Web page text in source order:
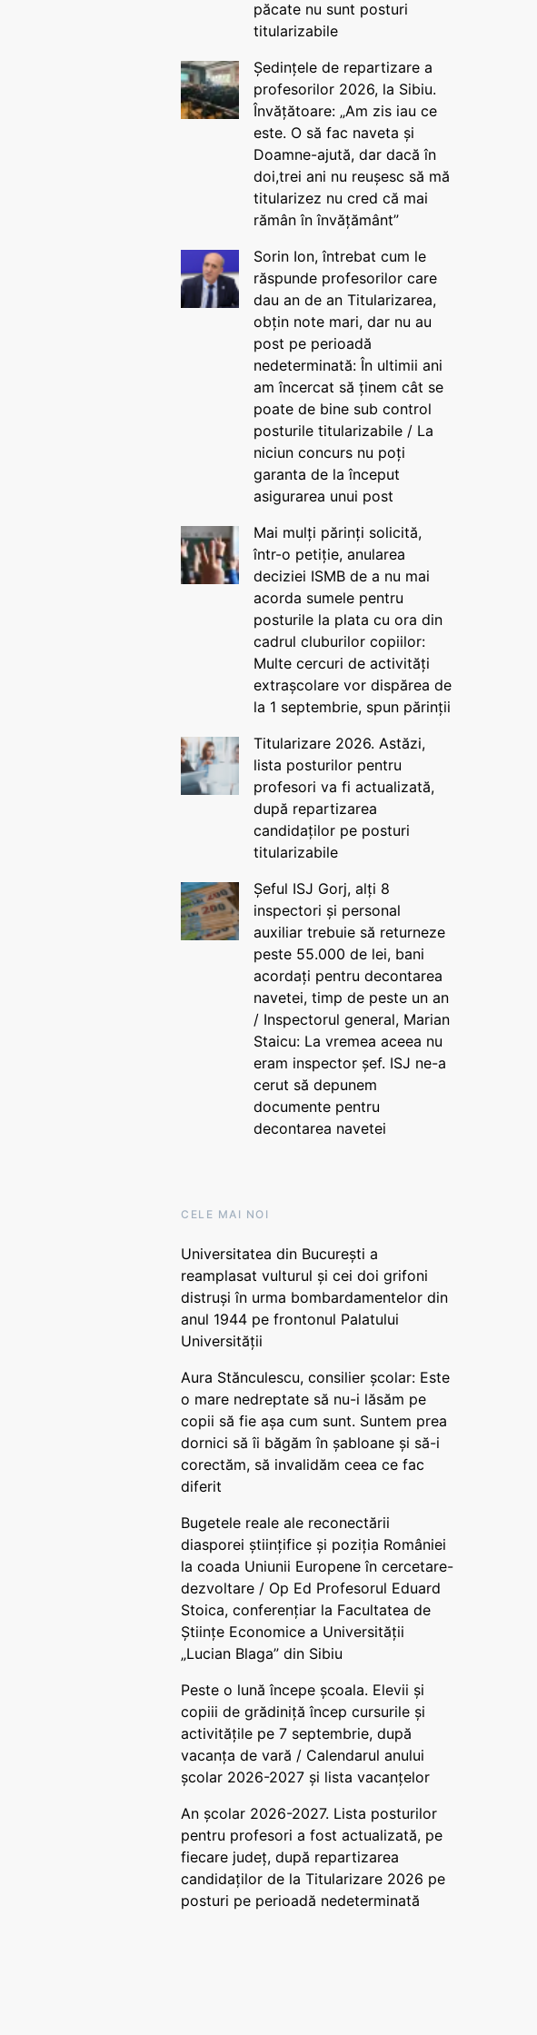
păcate nu sunt posturi
titularizabile
Ședințele de repartizare a
profesorilor 2026, la Sibiu.
Învățătoare: „Am zis iau ce
este. O să fac naveta și
Doamne-ajută, dar dacă în
doi,trei ani nu reușesc să mă
titularizez nu cred că mai
rămân în învățământ”
Sorin Ion, întrebat cum le
răspunde profesorilor care
dau an de an Titularizarea,
obțin note mari, dar nu au
post pe perioadă
nedeterminată: În ultimii ani
am încercat să ținem cât se
poate de bine sub control
posturile titularizabile / La
niciun concurs nu poți
garanta de la început
asigurarea unui post
Mai mulți părinți solicită,
într-o petiție, anularea
deciziei ISMB de a nu mai
acorda sumele pentru
posturile la plata cu ora din
cadrul cluburilor copiilor:
Multe cercuri de activități
extrașcolare vor dispărea de
la 1 septembrie, spun părinții
Titularizare 2026. Astăzi,
lista posturilor pentru
profesori va fi actualizată,
după repartizarea
candidaților pe posturi
titularizabile
Șeful ISJ Gorj, alți 8
inspectori și personal
auxiliar trebuie să returneze
peste 55.000 de lei, bani
acordați pentru decontarea
navetei, timp de peste un an
/ Inspectorul general, Marian
Staicu: La vremea aceea nu
eram inspector șef. ISJ ne-a
cerut să depunem
documente pentru
decontarea navetei
CELE MAI NOI
Universitatea din București a
reamplasat vulturul și cei doi grifoni
distruși în urma bombardamentelor din
anul 1944 pe frontonul Palatului
Universității
Aura Stănculescu, consilier școlar: Este
o mare nedreptate să nu-i lăsăm pe
copii să fie așa cum sunt. Suntem prea
dornici să îi băgăm în șabloane și să-i
corectăm, să invalidăm ceea ce fac
diferit
Bugetele reale ale reconectării
diasporei științifice și poziția României
la coada Uniunii Europene în cercetare-
dezvoltare / Op Ed Profesorul Eduard
Stoica, conferențiar la Facultatea de
Științe Economice a Universității
„Lucian Blaga” din Sibiu
Peste o lună începe școala. Elevii și
copiii de grădiniță încep cursurile și
activitățile pe 7 septembrie, după
vacanța de vară / Calendarul anului
școlar 2026-2027 și lista vacanțelor
An școlar 2026-2027. Lista posturilor
pentru profesori a fost actualizată, pe
fiecare județ, după repartizarea
candidaților de la Titularizare 2026 pe
posturi pe perioadă nedeterminată